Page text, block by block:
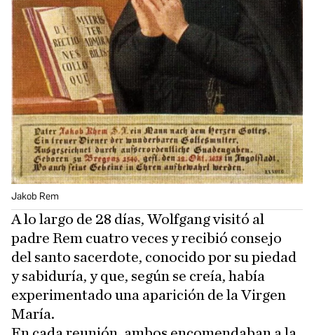
Jakob Rem
A lo largo de 28 días, Wolfgang visitó al
padre Rem cuatro veces y recibió consejo
del santo sacerdote, conocido por su piedad
y sabiduría, y que, según se creía, había
experimentado una aparición de la Virgen
María.